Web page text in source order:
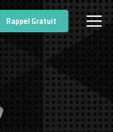
Rappel Gratuit